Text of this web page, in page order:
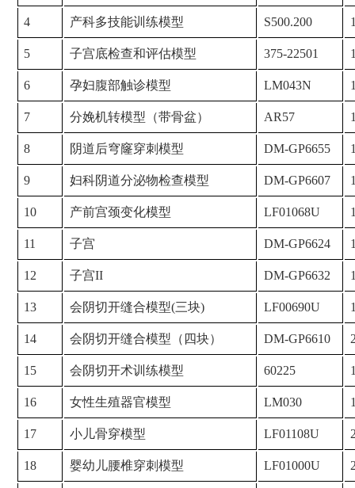
4 产科多技能训练模型 S500.200
5 子宫底检查和评估模型 375-22501
6 孕妇腹部触诊模型 LM043N
7 分娩机转模型（带骨盆） AR57
8 阴道后穹窿穿刺模型 DM-GP6655
9 妇科阴道分泌物检查模型 DM-GP6607
10 产前宫颈变化模型 LF01068U
11 子宫 DM-GP6624
12 子宫II DM-GP6632
13 会阴切开缝合模型(三块) LF00690U
14 会阴切开缝合模型（四块） DM-GP6610
15 会阴切开术训练模型 60225
16 女性生殖器官模型 LM030
17 小儿骨穿模型 LF01108U
18 婴幼儿腰椎穿刺模型 LF01000U